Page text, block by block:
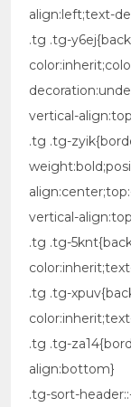
align:left;text-
.tg .tg-
vertical-
.tg .tg-
vertical-
.tg .tg-
.tg .tg-
.tg .tg-
align:bottom}
.tg-sort-